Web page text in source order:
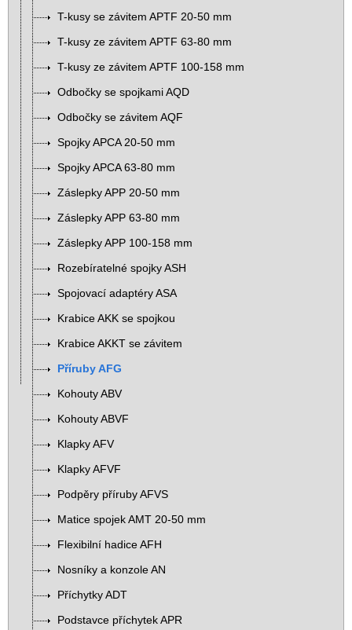
T-kusy se závitem APTF 20-50 mm
T-kusy ze závitem APTF 63-80 mm
T-kusy ze závitem APTF 100-158 mm
Odbočky se spojkami AQD
Odbočky se závitem AQF
Spojky APCA 20-50 mm
Spojky APCA 63-80 mm
Záslepky APP 20-50 mm
Záslepky APP 63-80 mm
Záslepky APP 100-158 mm
Rozebíratelné spojky ASH
Spojovací adaptéry ASA
Krabice AKK se spojkou
Krabice AKKT se závitem
Příruby AFG
Kohouty ABV
Kohouty ABVF
Klapky AFV
Klapky AFVF
Podpěry příruby AFVS
Matice spojek AMT 20-50 mm
Flexibilní hadice AFH
Nosníky a konzole AN
Příchytky ADT
Podstavce příchytek APR